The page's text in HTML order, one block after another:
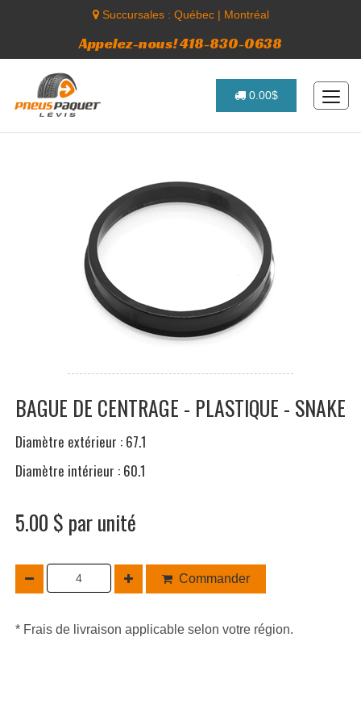
Succursales : Québec| Montréal
Appelez-nous! 418-830-0638
0.00$
BAGUE DE CENTRAGE - PLASTIQUE - SNAKE
Diamètre extérieur : 67.1
Diamètre intérieur : 60.1
5.00 $ par unité
Commander
* Frais de livraison applicable selon votre région.